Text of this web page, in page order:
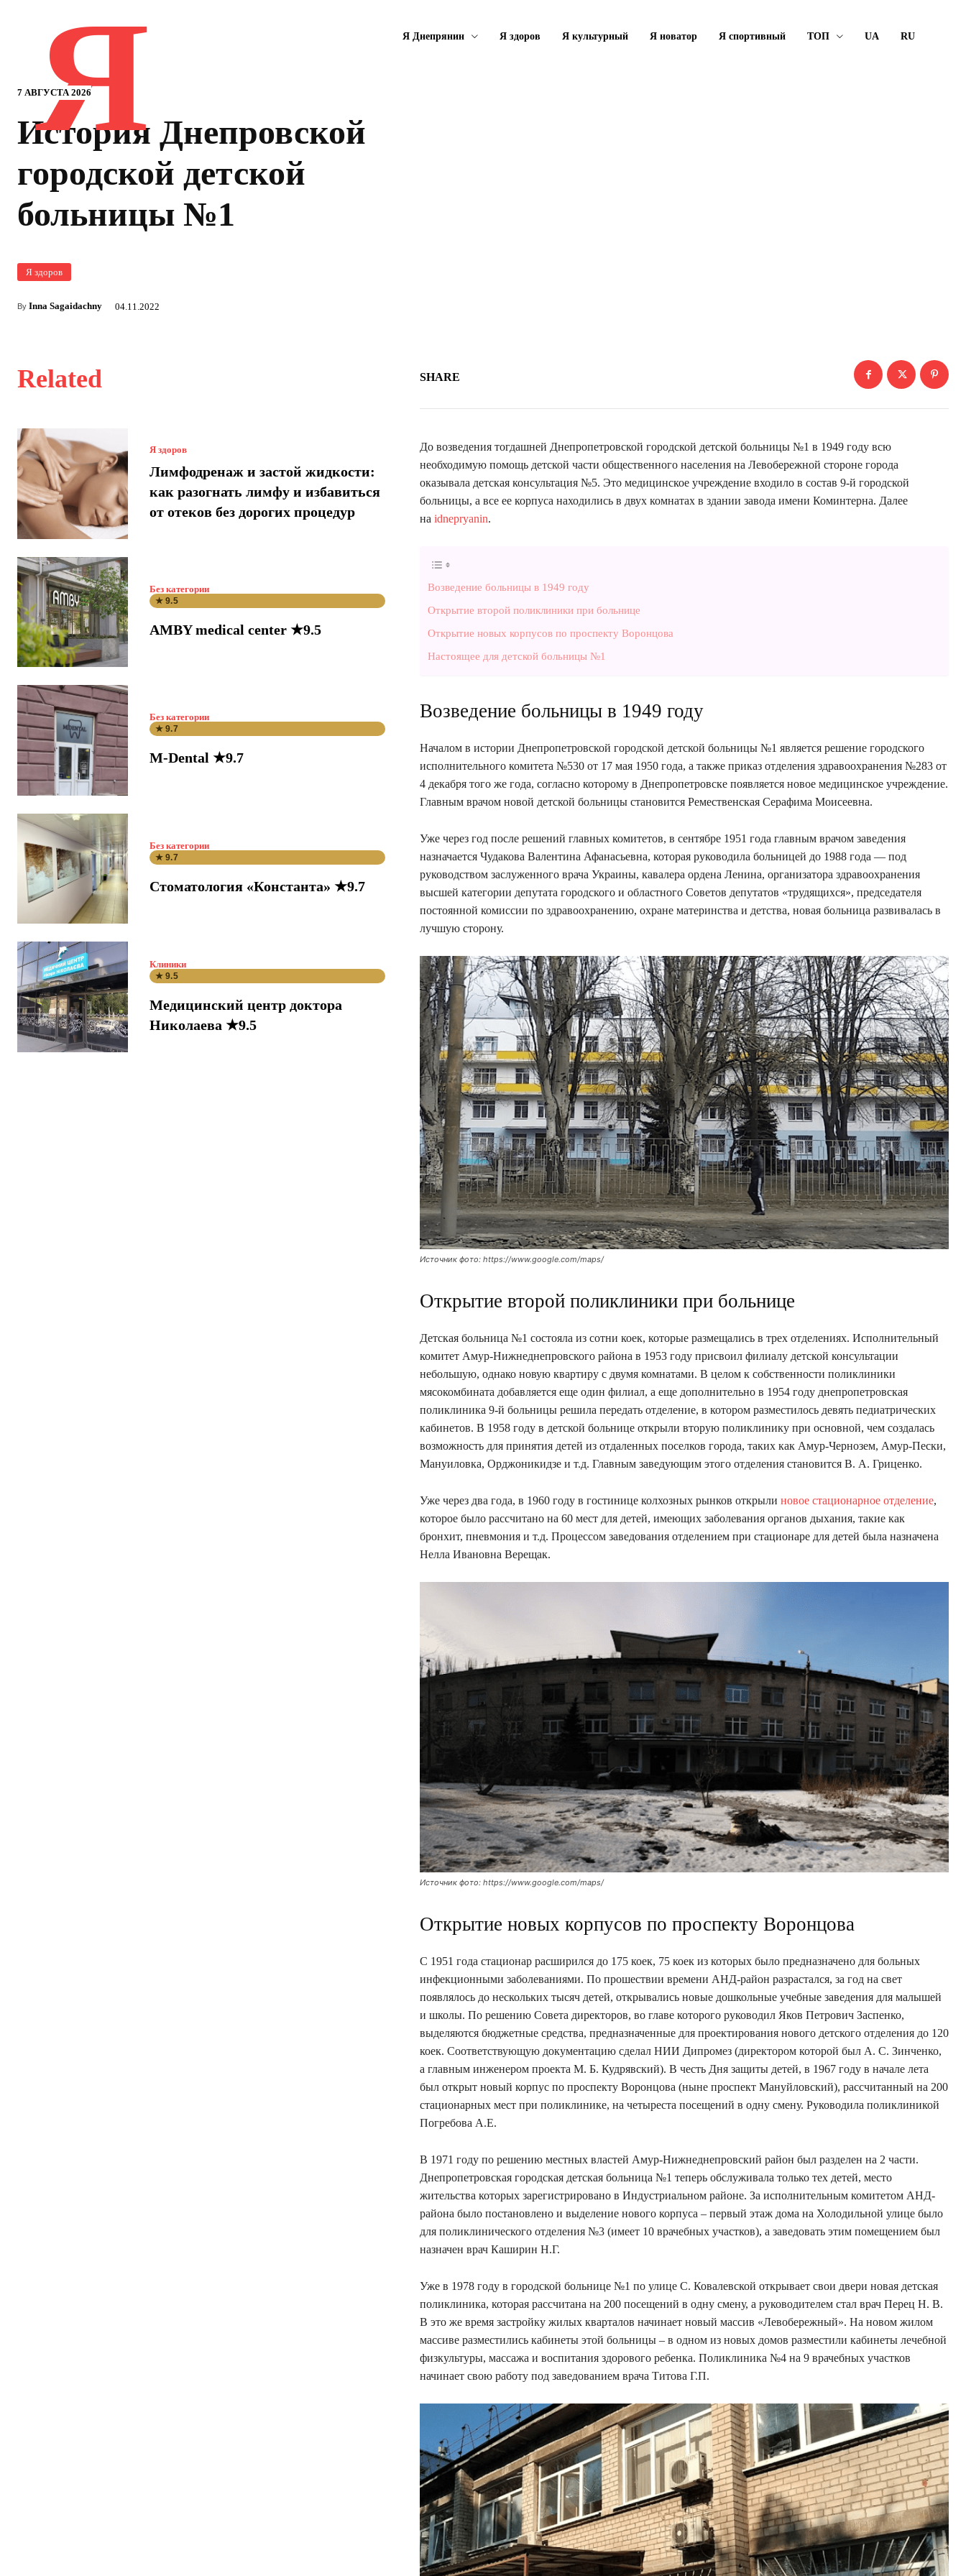
7 АВГУСТА 2026
Я Я Днепрянин Я здоров Я культурный Я новатор Я спортивный ТОП UA RU
История Днепровской
городской детской
больницы №1
Я здоров
By Inna Sagaidachny 04.11.2022
Related
Я здоров
Лимфодренаж и застой жидкости:
как разогнать лимфу и избавиться
от отеков без дорогих процедур
Без категории
★ 9.5
AMBY medical center ★9.5
Без категории
★ 9.7
M-Dental ★9.7
Без категории
★ 9.7
Стоматология «Константа» ★9.7
Клиники
★ 9.5
Медицинский центр доктора
Николаева ★9.5
SHARE
До возведения тогдашней Днепропетровской городской детской больницы №1 в 1949 году всю
необходимую помощь детской части общественного населения на Левобережной стороне города
оказывала детская консультация №5. Это медицинское учреждение входило в состав 9-й городской
больницы, а все ее корпуса находились в двух комнатах в здании завода имени Коминтерна. Далее
на idnepryanin.
Возведение больницы в 1949 году
Открытие второй поликлиники при больнице
Открытие новых корпусов по проспекту Воронцова
Настоящее для детской больницы №1
Возведение больницы в 1949 году
Началом в истории Днепропетровской городской детской больницы №1 является решение городского
исполнительного комитета №530 от 17 мая 1950 года, а также приказ отделения здравоохранения №283 от
4 декабря того же года, согласно которому в Днепропетровске появляется новое медицинское учреждение.
Главным врачом новой детской больницы становится Ремественская Серафима Моисеевна.
Уже через год после решений главных комитетов, в сентябре 1951 года главным врачом заведения
назначается Чудакова Валентина Афанасьевна, которая руководила больницей до 1988 года — под
руководством заслуженного врача Украины, кавалера ордена Ленина, организатора здравоохранения
высшей категории депутата городского и областного Советов депутатов «трудящихся», председателя
постоянной комиссии по здравоохранению, охране материнства и детства, новая больница развивалась в
лучшую сторону.
Источник фото: https://www.google.com/maps/
Открытие второй поликлиники при больнице
Детская больница №1 состояла из сотни коек, которые размещались в трех отделениях. Исполнительный
комитет Амур-Нижнеднепровского района в 1953 году присвоил филиалу детской консультации
небольшую, однако новую квартиру с двумя комнатами. В целом к ​​собственности поликлиники
мясокомбината добавляется еще один филиал, а еще дополнительно в 1954 году днепропетровская
поликлиника 9-й больницы решила передать отделение, в котором разместилось девять педиатрических
кабинетов. В 1958 году в детской больнице открыли вторую поликлинику при основной, чем создалась
возможность для принятия детей из отдаленных поселков города, таких как Амур-Чернозем, Амур-Пески,
Мануиловка, Орджоникидзе и т.д. Главным заведующим этого отделения становится В. А. Гриценко.
Уже через два года, в 1960 году в гостинице колхозных рынков открыли новое стационарное отделение,
которое было рассчитано на 60 мест для детей, имеющих заболевания органов дыхания, такие как
бронхит, пневмония и т.д. Процессом заведования отделением при стационаре для детей была назначена
Нелла Ивановна Верещак.
Источник фото: https://www.google.com/maps/
Открытие новых корпусов по проспекту Воронцова
С 1951 года стационар расширился до 175 коек, 75 коек из которых было предназначено для больных
инфекционными заболеваниями. По прошествии времени АНД-район разрастался, за год на свет
появлялось до нескольких тысяч детей, открывались новые дошкольные учебные заведения для малышей
и школы. По решению Совета директоров, во главе которого руководил Яков Петрович Заспенко,
выделяются бюджетные средства, предназначенные для проектирования нового детского отделения до 120
коек. Соответствующую документацию сделал НИИ Дипромез (директором которой был А. С. Зинченко,
а главным инженером проекта М. Б. Кудрявский). В честь Дня защиты детей, в 1967 году в начале лета
был открыт новый корпус по проспекту Воронцова (ныне проспект Мануйловский), рассчитанный на 200
стационарных мест при поликлинике, на четыреста посещений в одну смену. Руководила поликлиникой
Погребова А.Е.
В 1971 году по решению местных властей Амур-Нижнеднепровский район был разделен на 2 части.
Днепропетровская городская детская больница №1 теперь обслуживала только тех детей, место
жительства которых зарегистрировано в Индустриальном районе. За исполнительным комитетом АНД-
района было постановлено и выделение нового корпуса – первый этаж дома на Холодильной улице было
для поликлинического отделения №3 (имеет 10 врачебных участков), а заведовать этим помещением был
назначен врач Каширин Н.Г.
Уже в 1978 году в городской больнице №1 по улице С. Ковалевской открывает свои двери новая детская
поликлиника, которая рассчитана на 200 посещений в одну смену, а руководителем стал врач Перец Н. В.
В это же время застройку жилых кварталов начинает новый массив «Левобережный». На новом жилом
массиве разместились кабинеты этой больницы – в одном из новых домов разместили кабинеты лечебной
физкультуры, массажа и воспитания здорового ребенка. Поликлиника №4 на 9 врачебных участков
начинает свою работу под заведованием врача Титова Г.П.